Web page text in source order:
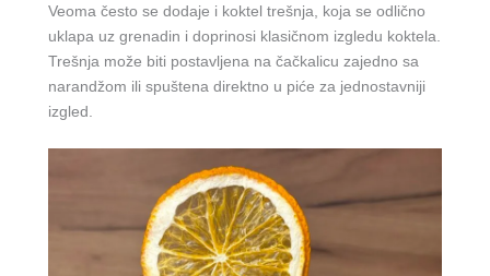
Veoma često se dodaje i koktel trešnja, koja se odlično
uklapa uz grenadin i doprinosi klasičnom izgledu koktela.
Trešnja može biti postavljena na čačkalicu zajedno sa
narandžom ili spuštena direktno u piće za jednostavniji
izgled.